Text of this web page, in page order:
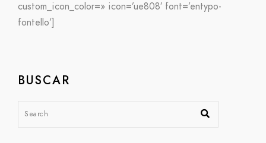
custom_icon_color=» icon=’ue808′ font=’entypo-
fontello’]
BUSCAR